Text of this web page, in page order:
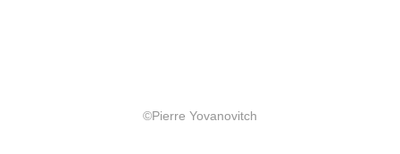
©Pierre Yovanovitch